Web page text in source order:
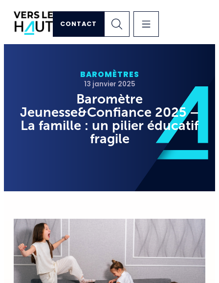
CONTACT
BAROMÈTRES
13 janvier 2025
Baromètre
Jeunesse&Confiance 2025 –
La famille : un pilier éducatif
fragile